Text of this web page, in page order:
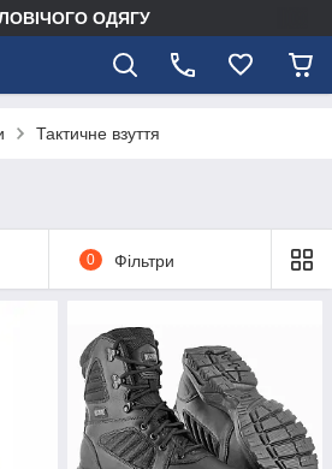
ОДЯГУ
Тактичне взуття
0 Фільтри